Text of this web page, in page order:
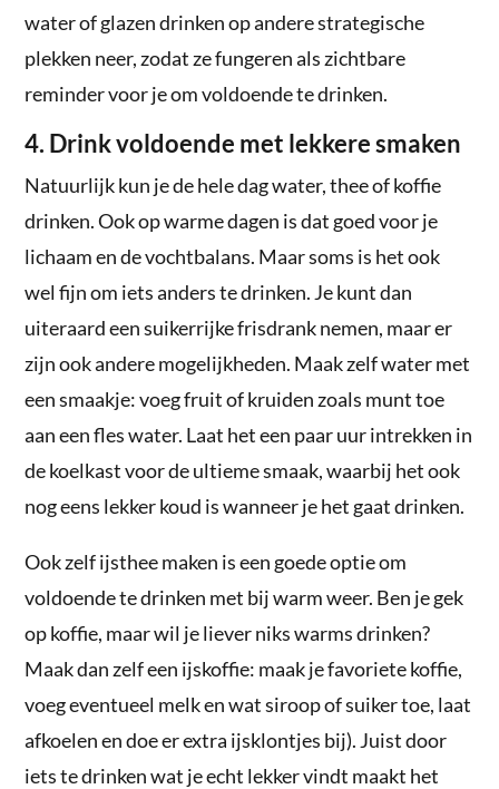
water of glazen drinken op andere strategische
plekken neer, zodat ze fungeren als zichtbare
reminder voor je om voldoende te drinken.
4. Drink voldoende met lekkere smaken
Natuurlijk kun je de hele dag water, thee of koffie
drinken. Ook op warme dagen is dat goed voor je
lichaam en de vochtbalans. Maar soms is het ook
wel fijn om iets anders te drinken. Je kunt dan
uiteraard een suikerrijke frisdrank nemen, maar er
zijn ook andere mogelijkheden. Maak zelf water met
een smaakje: voeg fruit of kruiden zoals munt toe
aan een fles water. Laat het een paar uur intrekken in
de koelkast voor de ultieme smaak, waarbij het ook
nog eens lekker koud is wanneer je het gaat drinken.
Ook zelf ijsthee maken is een goede optie om
voldoende te drinken met bij warm weer. Ben je gek
op koffie, maar wil je liever niks warms drinken?
Maak dan zelf een ijskoffie: maak je favoriete koffie,
voeg eventueel melk en wat siroop of suiker toe, laat
afkoelen en doe er extra ijsklontjes bij). Juist door
iets te drinken wat je echt lekker vindt maakt het